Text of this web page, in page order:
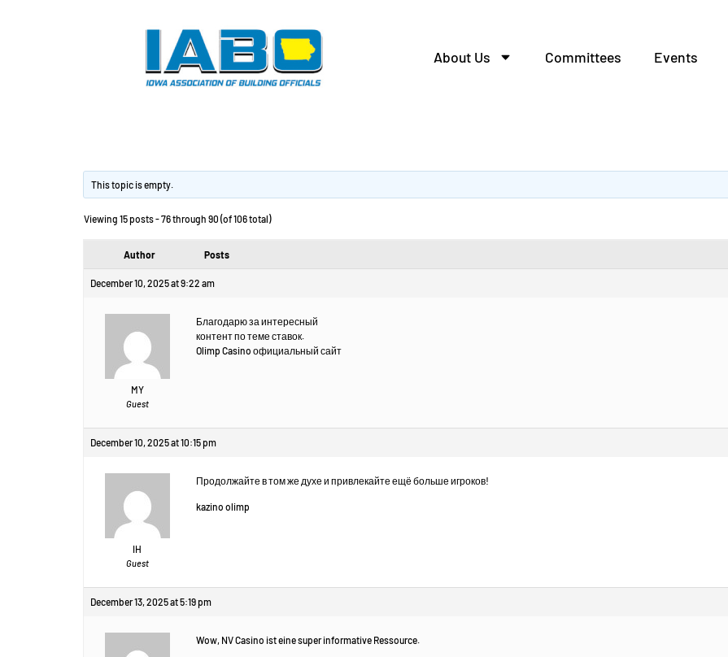
About Us Committees Events
This topic is empty.
Viewing 15 posts - 76 through 90 (of 106 total)
Author Posts
December 10, 2025 at 9:22 am
MY
Guest
Благодарю за интересный
контент по теме ставок.
Olimp Casino официальный сайт
December 10, 2025 at 10:15 pm
IH
Guest
Продолжайте в том же духе и привлекайте ещё больше игроков!
kazino olimp
December 13, 2025 at 5:19 pm
Wow, NV Casino ist eine super informative Ressource.